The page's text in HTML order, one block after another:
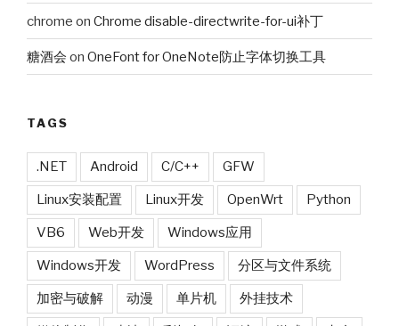
chrome on Chrome disable-directwrite-for-ui补丁
糖酒会 on OneFont for OneNote防止字体切换工具
TAGS
.NET Android C/C++ GFW
Linux安装配置 Linux开发 OpenWrt Python
VB6 Web开发 Windows应用
Windows开发 WordPress 分区与文件系统
加密与破解 动漫 单片机 外挂技术